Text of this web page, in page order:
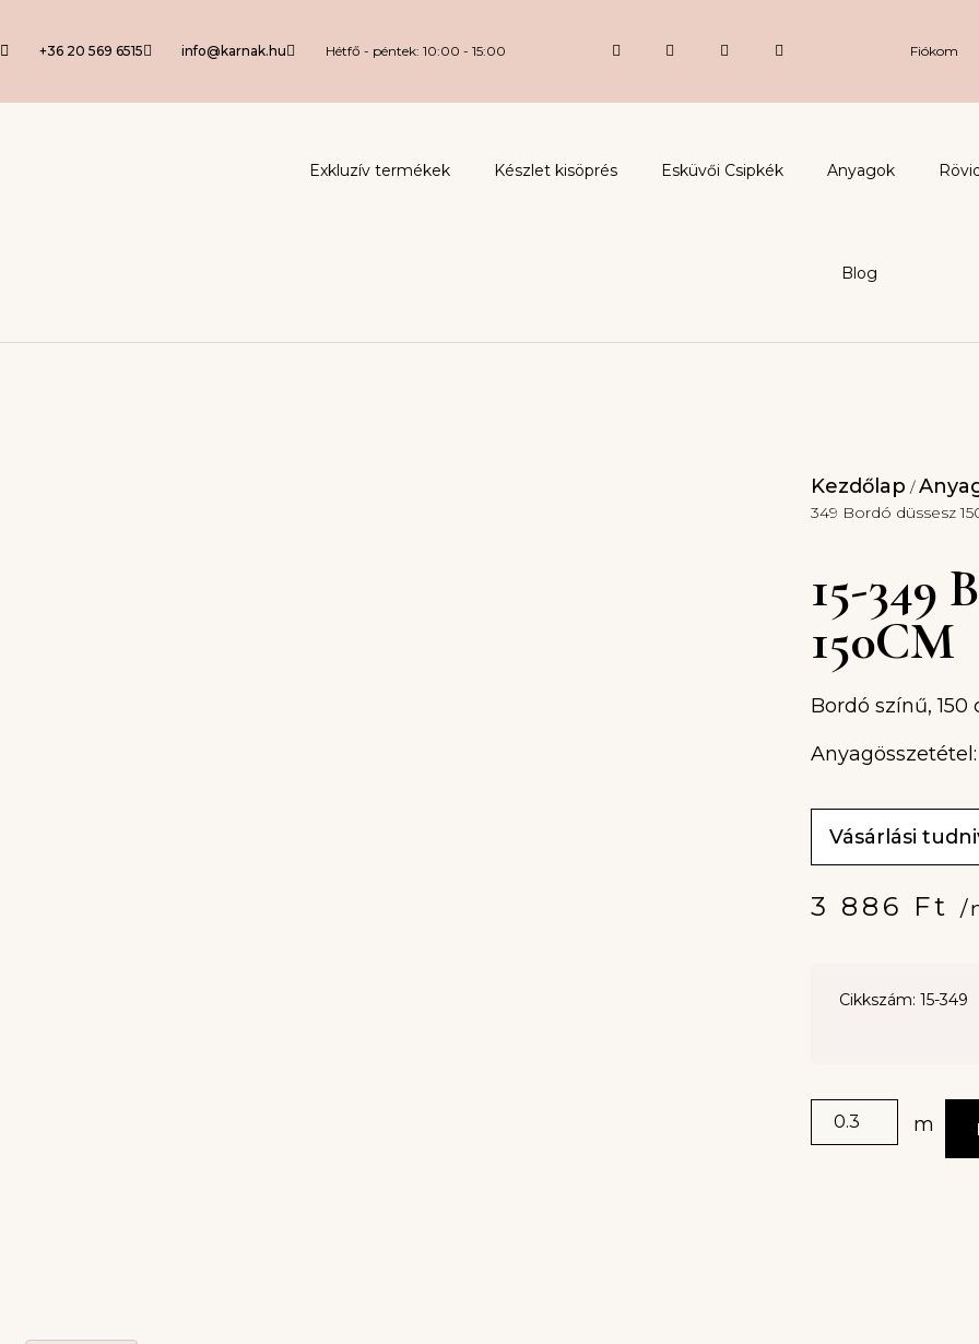
+36 20 569 6515 info@karnak.hu Hétfő - péntek: 10:00 - 15:00 Fiókom
Exkluzív termékek Készlet kisöprés Esküvői Csipkék Anyagok
Blog
Kezdőlap /
349 Bordó düssesz
15-349
150CM
Bordó színű, 150
Vásárlási
3 886 Ft /
Cikkszám: 15-349
m